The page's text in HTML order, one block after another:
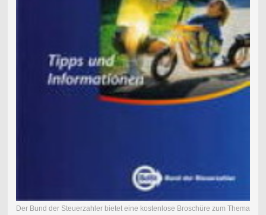
Der Bund der Steuerzahler bietet eine kostenlose Broschüre zum Thema